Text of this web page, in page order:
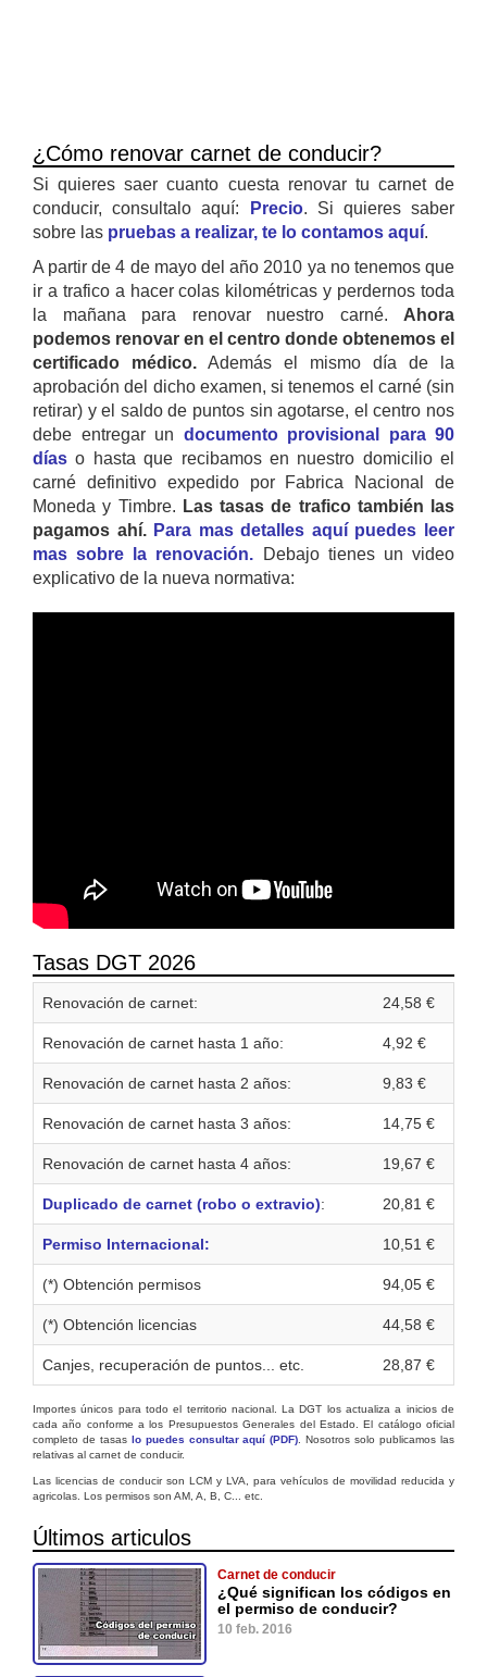
¿Cómo renovar carnet de conducir?
Si quieres saer cuanto cuesta renovar tu carnet de
conducir, consultalo aquí:
Precio. Si quieres saber
sobre las pruebas a realizar, te lo contamos aquí.
A partir de 4 de mayo del año 2010 ya no tenemos que
ir a trafico a hacer colas kilométricas y perdernos toda
la mañana para renovar nuestro carné. Ahora
podemos renovar en el centro donde obtenemos el
certificado médico. Además el mismo día de la
aprobación del dicho examen, si tenemos el carné (sin
retirar) y el saldo de puntos sin agotarse, el centro nos
debe entregar un documento provisional para 90
días o hasta que recibamos en nuestro domicilio el
carné definitivo expedido por Fabrica Nacional de
Moneda y Timbre. Las tasas de trafico también las
pagamos ahí. Para mas detalles aquí puedes leer
mas sobre la renovación. Debajo tienes un video
explicativo de la nueva normativa:
Tasas DGT 2026
Renovación de carnet: 24,58 €
Renovación de carnet hasta 1 año: 4,92 €
Renovación de carnet hasta 2 años: 9,83 €
Renovación de carnet hasta 3 años: 14,75 €
Renovación de carnet hasta 4 años: 19,67 €
Duplicado de carnet (robo o extravio): 20,81 €
Permiso Internacional: 10,51 €
(*) Obtención permisos 94,05 €
(*) Obtención licencias 44,58 €
Canjes, recuperación de puntos... etc. 28,87 €
Importes únicos para todo el territorio nacional. La DGT los actualiza a inicios de
cada año conforme a los Presupuestos Generales del Estado. El catálogo oficial
completo de tasas lo puedes consultar aquí (PDF) . Nosotros solo publicamos las
relativas al carnet de conducir.
Las licencias de conducir son LCM y LVA, para vehículos de movilidad reducida y
agricolas. Los permisos son AM, A, B, C... etc.
Últimos articulos
Carnet de conducir
¿Qué significan los códigos en
el permiso de conducir?
10 feb. 2016